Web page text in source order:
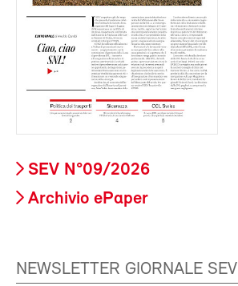
SEV N°09/2026
Archivio ePaper
NEWSLETTER GIORNALE SEV